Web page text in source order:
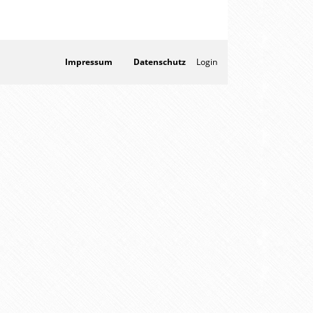
Impressum Datenschutz Login